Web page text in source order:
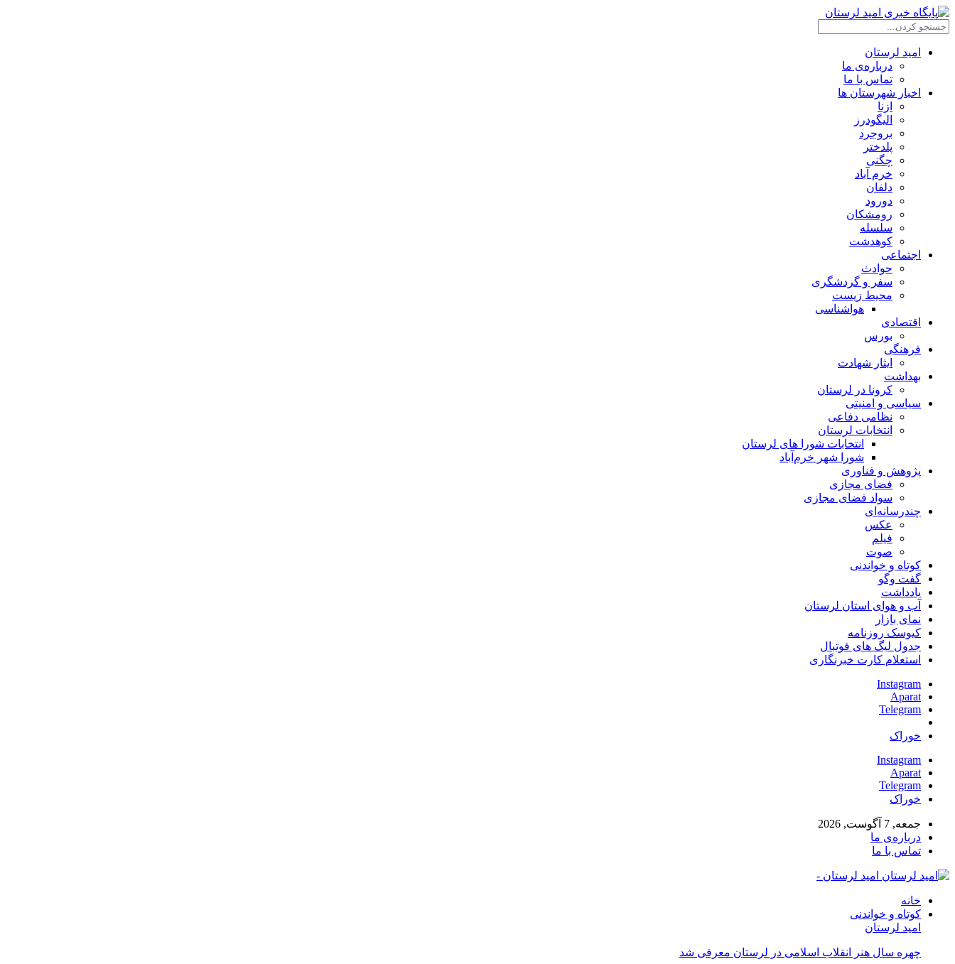
امید لرستان
درباره‌ی ما
تماس با ما
اخبار شهرستان ها
ازنا
الیگودرز
بروجرد
پلدختر
چگنی
خرم آباد
دلفان
دورود
رومشکان
سلسله
کوهدشت
اجتماعی
حوادث
سفر و گردشگری
محیط زیست
هواشناسی
اقتصادی
بورس
فرهنگی
ایثار شهادت
بهداشت
کرونا در لرستان
سیاسی و امنیتی
نظامی دفاعی
انتخابات لرستان
انتخابات شورا های لرستان
شورا شهر خرم‌آباد
پژوهش و فناوری
فضای مجازی
سواد فضای مجازی
چندرسانه‌ای
عكس
فیلم
صوت
کوتاه و خواندنی
گفت وگو
یادداشت
آب و هوای استان لرستان
نمای بازار
کیوسک روزنامه
جدول لیگ های فوتبال
استعلام کارت خبرنگاری
Instagram
Aparat
Telegram
خوراک
Instagram
Aparat
Telegram
خوراک
جمعه, 7 آگوست, 2026
درباره‌ی ما
تماس با ما
امید لرستان -
خانه
کوتاه و خواندنی
امید لرستان
چهره سال هنر انقلاب اسلامی در لرستان معرفی شد